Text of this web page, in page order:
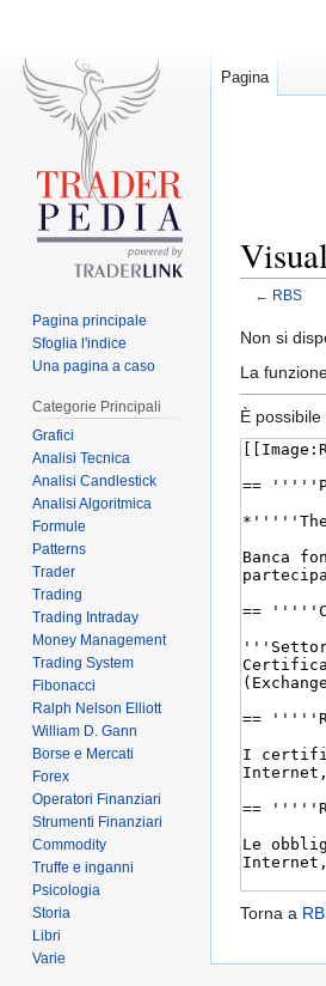
← RBS
Jump
to
Jump
to
Non si
La
È
Torna a
Pagina
Pagina principale
Sfoglia l'indice
Una pagina a caso
Categorie Principali
Grafici
Analisi Tecnica
Analisi Candlestick
Analisi Algoritmica
Formule
Patterns
Trader
Trading
Trading Intraday
Money Management
Trading System
Fibonacci
Ralph Nelson Elliott
William D. Gann
Borse e Mercati
Forex
Operatori Finanziari
Strumenti Finanziari
Commodity
Truffe e inganni
Psicologia
Storia
Libri
Varie